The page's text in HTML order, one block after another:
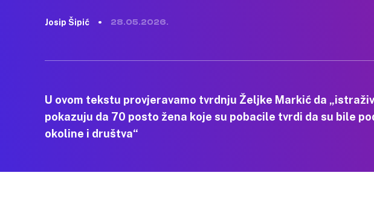
Josip Šipić 28.05.2026.
U ovom tekstu provjeravamo tvrdnju Željke Markić da
pokazuju da 70 posto žena koje su pobacile tvrdi da su bile
okoline i društva“